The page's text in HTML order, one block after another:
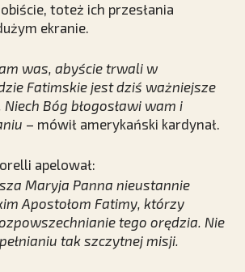
toteż ich przesłania
ekranie.
was, abyście trwali w
Fatimskie jest dziś ważniejsze
Bóg błogosławi wam i
– mówił amerykański kardynał.
apelował:
Maryja Panna nieustannie
Apostołom Fatimy, którzy
tego orędzia. Nie
tak szczytnej misji.